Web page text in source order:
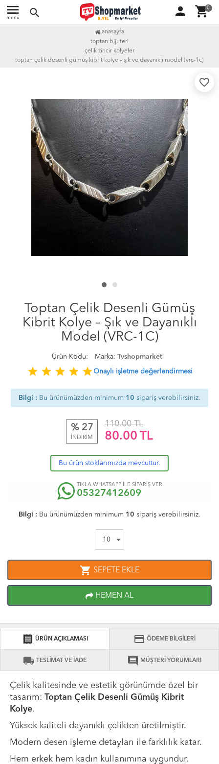
menu
menü search person shopping_cart0
anasayfa
toptan bijuteri
çelik zincir kolyeler
toptan çelik desenli gümüş kibrit kolye – şık ve dayanıklı model (vrc-1c)
favorite_border
Toptan Çelik Desenli Gümüş
Kibrit Kolye – Şık ve Dayanıklı
Model (VRC-1C)
Ürün Kodu: Marka: Tvshopmarket
star star star star starOnaylı işletme değerlendirmesi
Bilgi : Bu ürünümüzden minimum 10 sipariş verebilirsiniz.
% 27
İNDİRİM
110.00 TL
80.00 TL
Bu ürün stoklarımızda mevcuttur.
TIKLA WHATSAPP İLE SİPARİŞ VER
05327412609
Bilgi : Bu ürünümüzden minimum 10 sipariş verebilirsiniz.
shopping_cart SEPETE EKLE
HEMEN AL
receipt ÜRÜN AÇIKLAMASI credit_card ÖDEME BİLGİLERİ
local_shipping TESLİMAT VE İADE comment MÜŞTERİ YORUMLARI
Çelik kalitesinde ve estetik görünümde özel bir
tasarım: Toptan Çelik Desenli Gümüş Kibrit
Kolye.
Yüksek kaliteli dayanıklı çelikten üretilmiştir.
Modern desen işleme detayları ile farklılık katar.
Hem erkek hem kadın kullanımına uygundur.